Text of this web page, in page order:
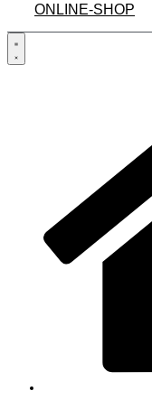
ONLINE-SHOP